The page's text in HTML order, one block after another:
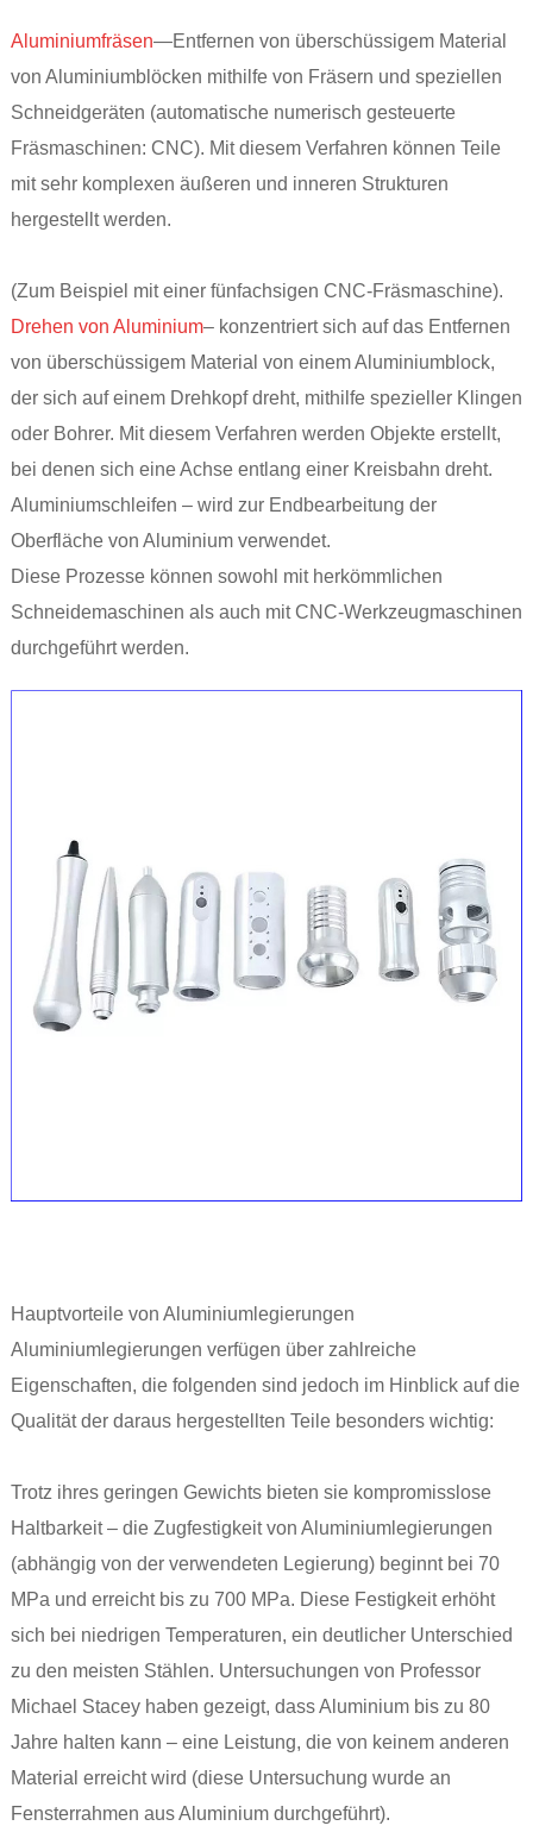
Aluminiumfräsen—Entfernen von überschüssigem Material
von Aluminiumblöcken mithilfe von Fräsern und speziellen
Schneidgeräten (automatische numerisch gesteuerte
Fräsmaschinen: CNC). Mit diesem Verfahren können Teile
mit sehr komplexen äußeren und inneren Strukturen
hergestellt werden.
(Zum Beispiel mit einer fünfachsigen CNC-Fräsmaschine).
Drehen von Aluminium– konzentriert sich auf das Entfernen
von überschüssigem Material von einem Aluminiumblock,
der sich auf einem Drehkopf dreht, mithilfe spezieller Klingen
oder Bohrer. Mit diesem Verfahren werden Objekte erstellt,
bei denen sich eine Achse entlang einer Kreisbahn dreht.
Aluminiumschleifen – wird zur Endbearbeitung der
Oberfläche von Aluminium verwendet.
Diese Prozesse können sowohl mit herkömmlichen
Schneidemaschinen als auch mit CNC-Werkzeugmaschinen
durchgeführt werden.
Hauptvorteile von Aluminiumlegierungen
Aluminiumlegierungen verfügen über zahlreiche
Eigenschaften, die folgenden sind jedoch im Hinblick auf die
Qualität der daraus hergestellten Teile besonders wichtig:
Trotz ihres geringen Gewichts bieten sie kompromisslose
Haltbarkeit – die Zugfestigkeit von Aluminiumlegierungen
(abhängig von der verwendeten Legierung) beginnt bei 70
MPa und erreicht bis zu 700 MPa. Diese Festigkeit erhöht
sich bei niedrigen Temperaturen, ein deutlicher Unterschied
zu den meisten Stählen. Untersuchungen von Professor
Michael Stacey haben gezeigt, dass Aluminium bis zu 80
Jahre halten kann – eine Leistung, die von keinem anderen
Material erreicht wird (diese Untersuchung wurde an
Fensterrahmen aus Aluminium durchgeführt).